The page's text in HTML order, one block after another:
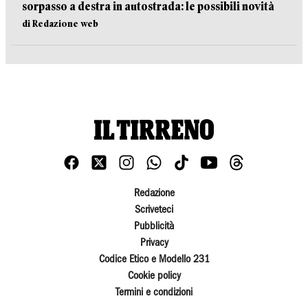
sorpasso a destra in autostrada: le possibili novità
di Redazione web
Redazione
Scriveteci
Pubblicità
Privacy
Codice Etico e Modello 231
Cookie policy
Termini e condizioni